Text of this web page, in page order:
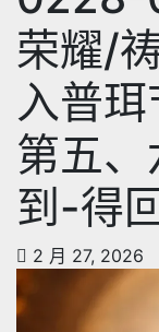
荣耀/
入普珥
第五
到-得
2 月 27, 2026